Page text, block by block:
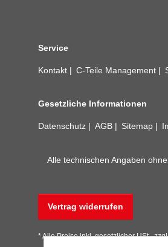
Service
Kontakt C-Teile Management
Gesetzliche Informationen
Datenschutz AGB Sitemap
Alle technischen Angaben
Vertrag widerrufen
* Alle Preise inkl. gesetzlicher USt.,